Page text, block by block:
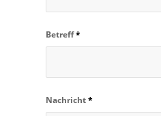
Betreff*
Nachricht*